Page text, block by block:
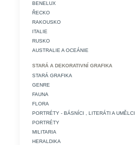
BENELUX
ŘECKO
RAKOUSKO
ITALIE
RUSKO
AUSTRALIE A OCEÁNIE
STARÁ A DEKORATIVNÍ GRAFIKA
STARÁ GRAFIKA
GENRE
FAUNA
FLORA
PORTRÉTY - BÁSNÍCI , LITERÁTI A UMĚLCI
PORTRÉTY
MILITARIA
HERALDIKA